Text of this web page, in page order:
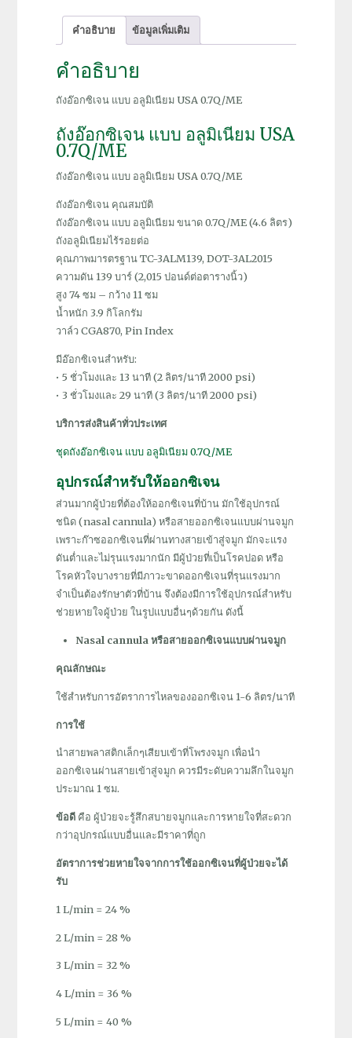
อลู
เนียม
USA
ชิ้น
คำอธิบาย ข้อมูลเพิ่มเติม
คำอธิบาย
ถังอ๊อกซิเจน แบบ อลูมิเนียม USA 0.7Q/ME
ถังอ๊อกซิเจน แบบ อลูมิเนียม USA
0.7Q/ME
ถังอ๊อกซิเจน แบบ อลูมิเนียม USA 0.7Q/ME
ถังอ๊อกซิเจน คุณสมบัติ
ถังอ๊อกซิเจน แบบ อลูมิเนียม ขนาด 0.7Q/ME (4.6 ลิตร)
ถังอลูมิเนียมไร้รอยต่อ
คุณภาพมารตรฐาน TC-3ALM139, DOT-3AL2015
ความดัน 139 บาร์ (2,015 ปอนด์ต่อตารางนิ้ว)
สูง 74 ซม – กว้าง 11 ซม
น้ำหนัก 3.9 กิโลกรัม
วาล์ว CGA870, Pin Index
มีอ๊อกซิเจนสำหรับ:
• 5 ชั่วโมงและ 13 นาที (2 ลิตร/นาที 2000 psi)
• 3 ชั่วโมงและ 29 นาที (3 ลิตร/นาที 2000 psi)
บริการส่งสินค้าทั่วประเทศ
ชุดถังอ๊อกซิเจน แบบ อลูมิเนียม 0.7Q/ME
อุปกรณ์สำหรับให้ออกซิเจน
ส่วนมากผู้ป่วยที่ต้องให้ออกซิเจนที่บ้าน มักใช้อุปกรณ์
ชนิด (nasal cannula) หรือสายออกซิเจนแบบผ่านจมูก
เพราะก๊าซออกซิเจนที่ผ่านทางสายเข้าสู่จมูก มักจะแรง
ดันต่ำและไม่รุนแรงมากนัก มีผู้ป่วยที่เป็นโรคปอด หรือ
โรคหัวใจบางรายที่มีภาวะขาดออกซิเจนที่รุนแรงมาก
จำเป็นต้องรักษาตัวที่บ้าน จึงต้องมีการใช้อุปกรณ์สำหรับ
ช่วยหายใจผู้ป่วย ในรูปแบบอื่นๆด้วยกัน ดังนี้
Nasal cannula หรือสายออกซิเจนแบบผ่านจมูก
คุณลักษณะ
ใช้สำหรับการอัตราการไหลของออกซิเจน 1-6 ลิตร/นาที
การใช้
นำสายพลาสติกเล็กๆเสียบเข้าที่โพรงจมูก เพื่อนำ
ออกซิเจนผ่านสายเข้าสู่จมูก ควรมีระดับความลึกในจมูก
ประมาณ 1 ซม.
ข้อดีคือ ผู้ป่วยจะรู้สึกสบายจมูกและการหายใจที่สะดวก
กว่าอุปกรณ์แบบอื่นและมีราคาที่ถูก
อัตราการช่วยหายใจจากการใช้ออกซิเจนที่ผู้ป่วยจะได้
รับ
1 L/min = 24 %
2 L/min = 28 %
3 L/min = 32 %
4 L/min = 36 %
5 L/min = 40 %